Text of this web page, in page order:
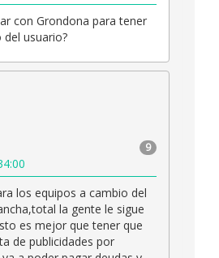
con Grondona para tener
usuario?
9
los equipos a cambio del
la gente le sigue
es mejor que tener que
de publicidades por